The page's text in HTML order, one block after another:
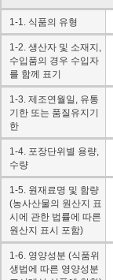
1-1. 식품의 유형
1-2. 생산자 및 소재지,
수입품의 경우 수입자
를 함께 표기
1-3. 제조연월일, 유통
기한 또는 품질유지기
한
1-4. 포장단위별 용량,
수량
1-5. 원재료명 및 함량
(농사산물의 원산지 표
시에 관한 법률에 따른
원산지 표시 포함)
1-6. 영양성분 (식품위
생법에 따른 영양성분